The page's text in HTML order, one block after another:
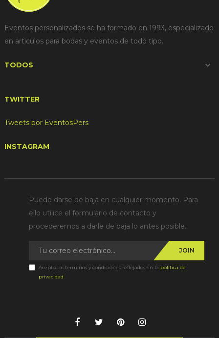
Eventos personalizados se ha formado en 1993, especializado
en articulos para bodas y eventos de todo tipo.
TODOS 
TWITTER
Tweets por EventosPers
INSTAGRAM
Puede darse de baja en cualquier momento. Para
ello utilice el formulario de contacto y
procederemos a darle de baja lo antes posible.
JOIN
Acepto los términos y condiciones reflejados en la política de
privacidad.